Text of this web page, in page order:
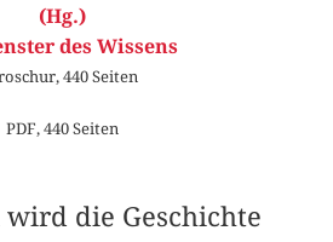
(Hg.)
des Wissens
440 Seiten
PDF, 440 Seiten
die Geschichte